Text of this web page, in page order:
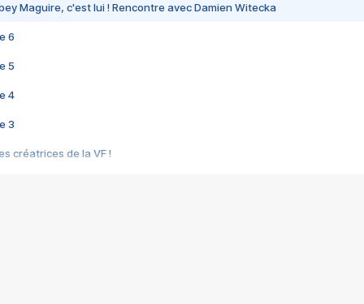
Maguire, c'est lui ! Rencontre avec Damien Witecka
6
5
4
3
créatrices de la VF !